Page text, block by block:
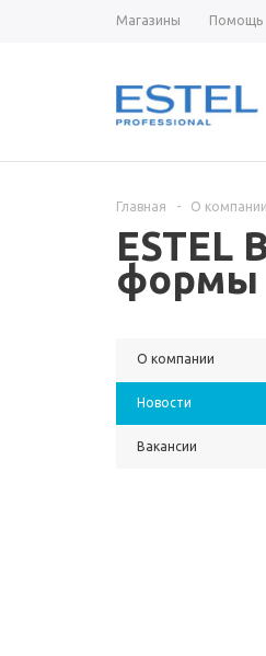
Магазины Помощь
Главная - О компании
ESTEL
формы
О компании
Новости
Вакансии